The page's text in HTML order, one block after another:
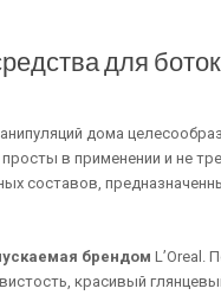
для
дома
в применении и не
составов,
брендом L’Oreal.
красивый